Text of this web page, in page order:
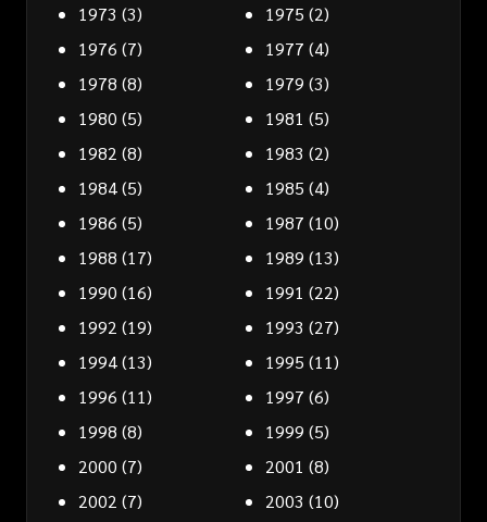
1973 (3) 1975 (2)
1976 (7) 1977 (4)
1978 (8) 1979 (3)
1980 (5) 1981 (5)
1982 (8) 1983 (2)
1984(5) 1985 (4)
1986 (5) 1987 (10)
1988 (17) 1989 (13)
1990 (16) 1991 (22)
1992 (19) 1993 (27)
1994(13) 1995 (11)
1996 (11) 1997 (6)
1998 (8) 1999 (5)
2000 (7) 2001 (8)
2002 (7) 2003 (10)